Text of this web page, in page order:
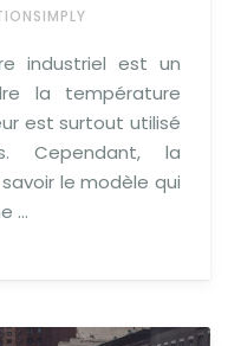
industriel est un
la température
est surtout utilisé
Cependant, la
le modèle qui
…